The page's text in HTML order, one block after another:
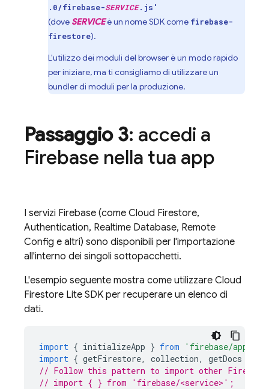
.0/firebase-SERVICE.js'
(dove SERVICEè un nome SDK come firebase-
firestore).
L'utilizzo dei moduli del browser è un modo rapido
per iniziare, ma ti consigliamo di utilizzare un
bundler di moduli per la produzione.
Passaggio 3: accedi a
Firebase nella tua app
I servizi Firebase (come Cloud Firestore,
Authentication, Realtime Database, Remote
Config e altri) sono disponibili per l'importazione
all'interno dei singoli sottopacchetti.
L'esempio seguente mostra come utilizzare Cloud
Firestore Lite SDK per recuperare un elenco di
dati.
import { initializeApp } from 'firebase/app'
import { getFirestore, collection, getDocs
// Follow this pattern to import other Firebase
// import { } from 'firebase/<service>';